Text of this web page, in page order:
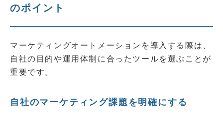
のポイント
マーケティングオートメーションを導入する際は、
自社の目的や運用体制に合ったツールを選ぶことが
重要です。
自社のマーケティング課題を明確にする